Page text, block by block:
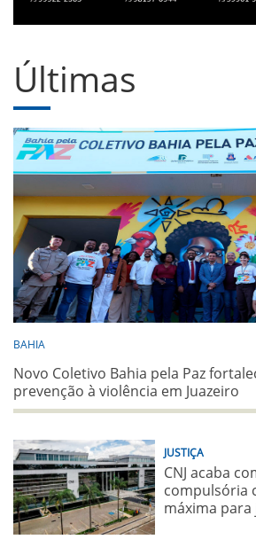
Últimas
BAHIA
Novo Coletivo Bahia pela Paz
prevenção à violência em Juazeiro
JUSTIÇA
CNJ acaba
compulsória
máxima para